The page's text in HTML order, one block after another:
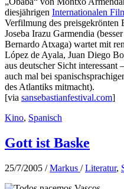
diesjährigen Internationalen
Verfilmung des preisgekrönten
Joseba Irazu Garmendia
Bernardo Atxaga) wartet mit
López de Ayala, Juan Diego
aus deutscher Sicht interessant
auch mal bei
des Atlantiks mitmacht).
[via sansebastianfestival.com]
Kino, Spanisch
Gott ist Baske
25/7/2005 /Markus /Literatur,